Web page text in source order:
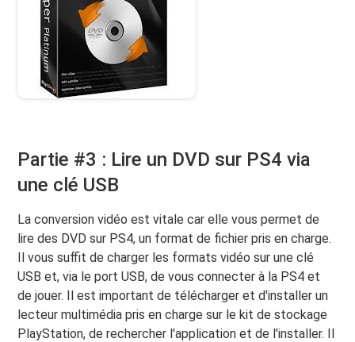
Partie #3 : Lire un DVD sur PS4 via
une clé USB
La conversion vidéo est vitale car elle vous permet de
lire des DVD sur PS4, un format de fichier pris en charge.
Il vous suffit de charger les formats vidéo sur une clé
USB et, via le port USB, de vous connecter à la PS4 et
de jouer. Il est important de télécharger et d'installer un
lecteur multimédia pris en charge sur le kit de stockage
PlayStation, de rechercher l'application et de l'installer. Il